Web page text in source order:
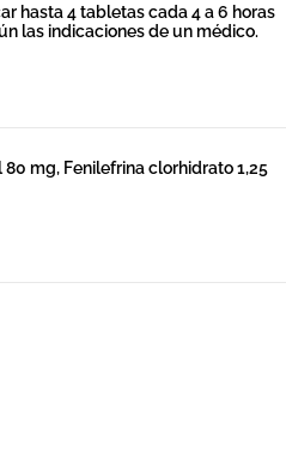
hasta 4 tabletas cada 4 a 6 horas
las indicaciones de un médico.
mg, Fenilefrina clorhidrato 1,25